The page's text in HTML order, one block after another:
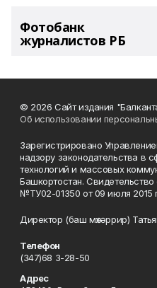
Фотобанк
журналистов РБ
© 2026 Сайт издания
Об использовании
Зарегистрировано
надзору законодательства в
технологий и массовых
Башкортостан.
№ТУ02-01350 от 09 июля 2015
Директор (баш мөхәррир)
Телефон
(347)68 3-28-50
Адрес